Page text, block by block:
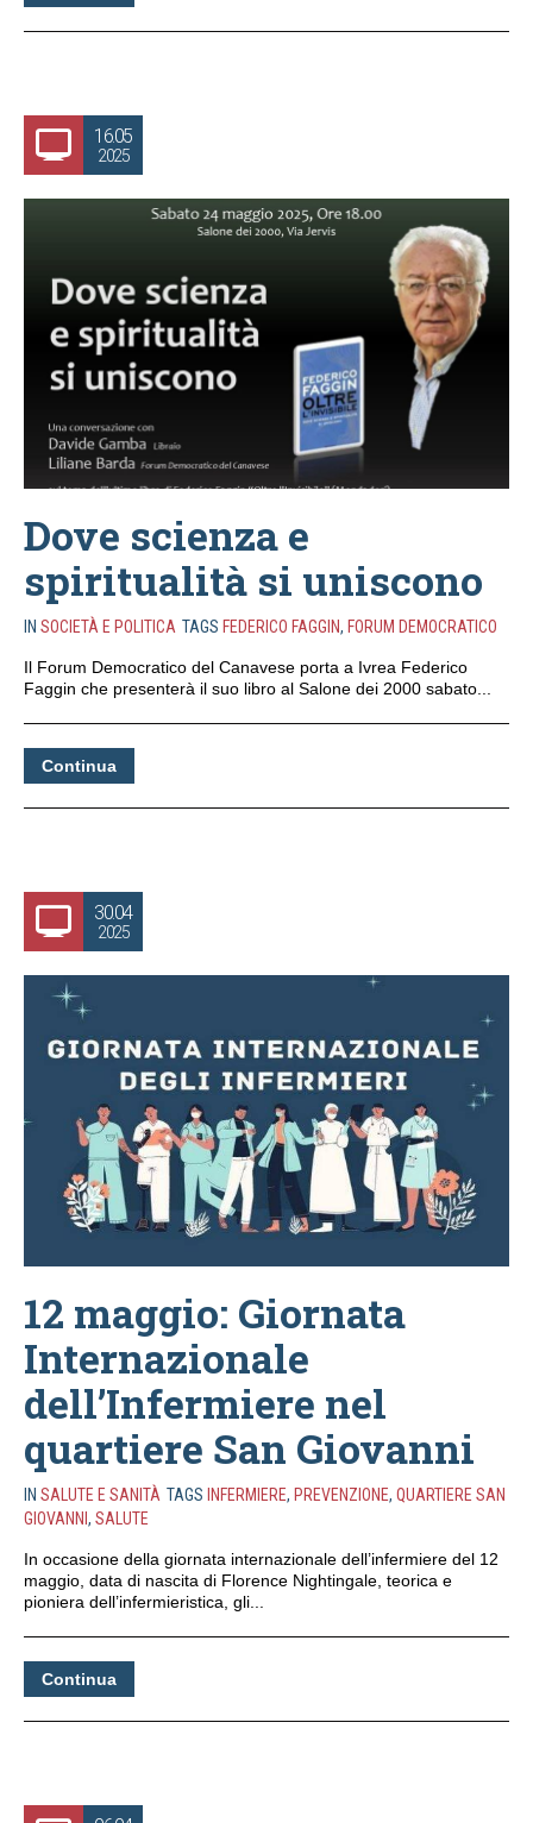
16.05
2025
Dove scienza e
spiritualità si uniscono
IN SOCIETÀ E POLITICA TAGS FEDERICO FAGGIN, FORUM DEMOCRATICO
Il Forum Democratico del Canavese porta a Ivrea Federico
Faggin che presenterà il suo libro al Salone dei 2000 sabato...
Continua
30.04
2025
12 maggio: Giornata
Internazionale
dell’Infermiere nel
quartiere San Giovanni
IN SALUTE E SANITÀ TAGS INFERMIERE, PREVENZIONE, QUARTIERE SAN
GIOVANNI , SALUTE
In occasione della giornata internazionale dell’infermiere del 12
maggio, data di nascita di Florence Nightingale, teorica e
pioniera dell’infermieristica, gli...
Continua